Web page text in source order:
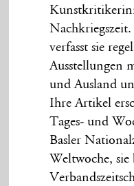
verfasst sie
Ausstellungen
und Ausland
Ihre Artikel
Tages- und
Basler
Weltwoche, sie